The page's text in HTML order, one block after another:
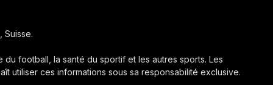
Suisse.
football, la santé du sportif et les autres sports. Les
utiliser ces informations sous sa responsabilité exclusive.